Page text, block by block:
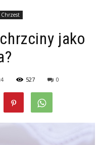
jako
527 0